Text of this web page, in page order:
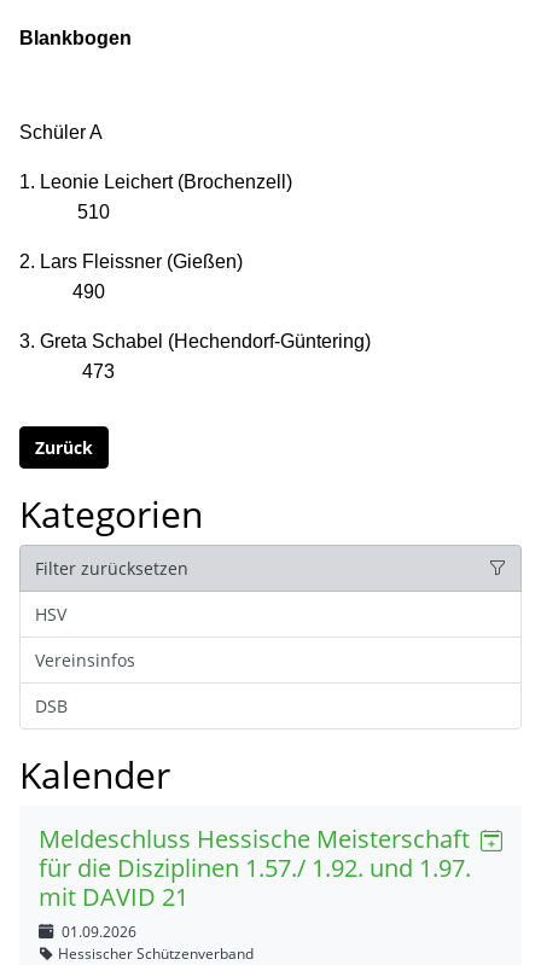
Blankbogen
Schüler A
1. Leonie Leichert (Brochenzell)
510
2. Lars Fleissner (Gießen)
490
3. Greta Schabel (Hechendorf-Güntering)
473
Zurück
Kategorien
Filter zurücksetzen
HSV
Vereinsinfos
DSB
Kalender
Meldeschluss Hessische Meisterschaft
für die Disziplinen 1.57./ 1.92. und 1.97.
mit DAVID 21
01.09.2026
Hessischer Schützenverband